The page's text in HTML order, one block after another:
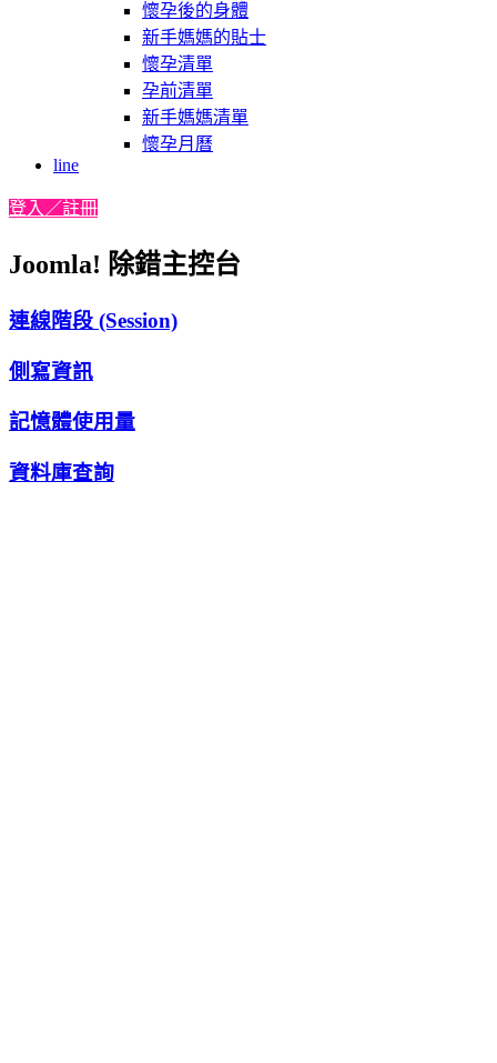
懷孕後的身體
新手媽媽的貼士
懷孕清單
孕前清單
新手媽媽清單
懷孕月曆
line
登入／註冊
Joomla! 除錯主控台
連線階段 (Session)
側寫資訊
記憶體使用量
資料庫查詢